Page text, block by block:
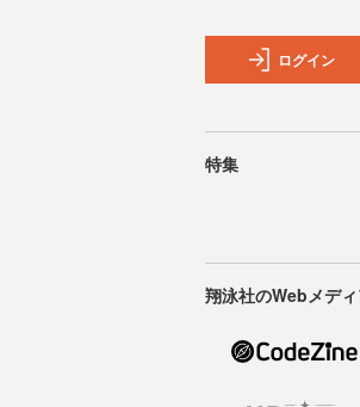
ログイン
特集
翔泳社のWebメデ